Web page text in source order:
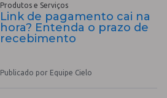
Produtos e Serviços
Link de pagamento cai na
hora? Entenda o prazo de
recebimento
Publicado por Equipe Cielo